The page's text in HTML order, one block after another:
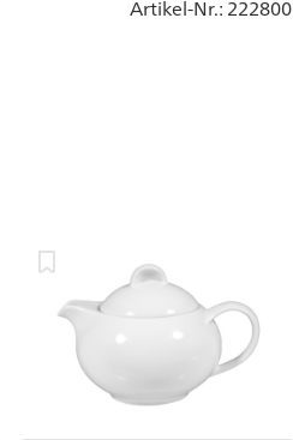
Artikel-Nr.: 222800